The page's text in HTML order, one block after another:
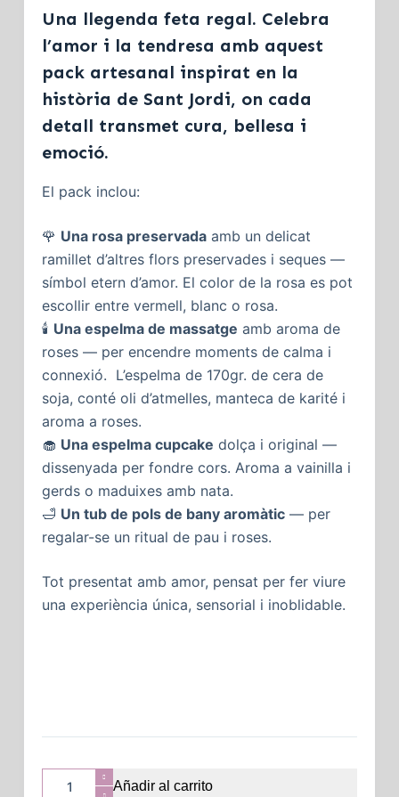
Una llegenda feta regal. Celebra
l’amor i la tendresa amb aquest
pack artesanal inspirat en la
història de Sant Jordi, on cada
detall transmet cura, bellesa i
emoció.
El pack inclou:
🌹 Una rosa preservadaamb un delicat
ramillet d’altres flors preservades i seques —
símbol etern d’amor. El color de la rosa es pot
escollir entre vermell, blanc o rosa.
🕯️ Una espelma de massatge amb aroma de
roses — per encendre moments de calma i
connexió. L’espelma de 170gr. de cera de
soja, conté oli d’atmelles, manteca de karité i
aroma a roses.
🧁 Una espelma cupcake dolça i original —
dissenyada per fondre cors. Aroma a vainilla i
gerds o maduixes amb nata.
🛁 Un tub de pols de bany aromàtic— per
regalar-se un ritual de pau i roses.
Tot presentat amb amor, pensat per fer viure
una experiència única, sensorial i inoblidable.
Añadir al carrito